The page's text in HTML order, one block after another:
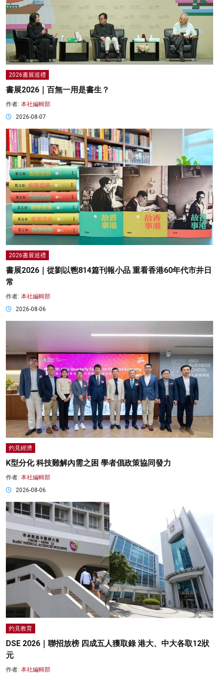
2026書展巡禮
書展2026｜百無一用是書生？
作者: 本社編輯部
2026-08-07
2026書展巡禮
書展2026｜從劉以鬯814篇刊報小品 重看香港60年代市井日
常
作者: 本社編輯部
2026-08-06
灼見經濟
K型分化 科技難解內需之困 學者倡政策協同發力
作者: 本社編輯部
2026-08-06
灼見教育
DSE 2026｜聯招放榜 四成五人獲取錄 港大、中大各取12狀
元
作者: 本社編輯部